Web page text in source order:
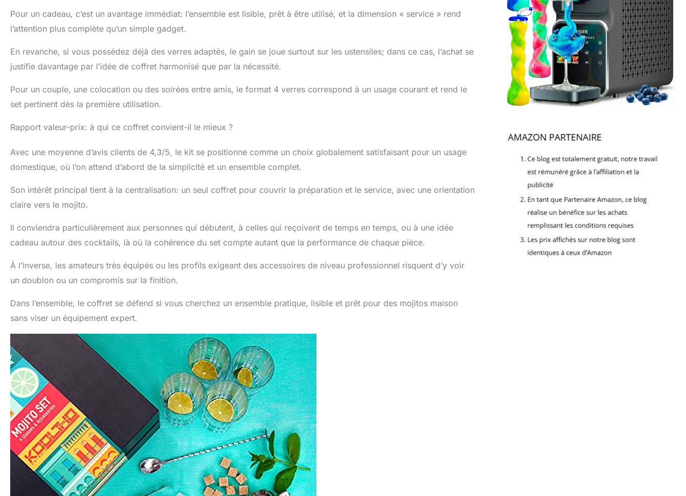
Pour un cadeau, c’est un avantage immédiat: l’ensemble est lisible, prêt à être utilisé, et la dimension « service » rend
l’attention plus complète qu’un simple gadget.
En revanche, si vous possédez déjà des verres adaptés, le gain se joue surtout sur les ustensiles; dans ce cas, l’achat se
justifie davantage par l’idée de coffret harmonisé que par la nécessité.
Pour un couple, une colocation ou des soirées entre amis, le format 4 verres correspond à un usage courant et rend le
set pertinent dès la première utilisation.
Rapport valeur-prix: à qui ce coffret convient-il le mieux ?
Avec une moyenne d’avis clients de 4,3/5, le kit se positionne comme un choix globalement satisfaisant pour un usage
domestique, où l’on attend d’abord de la simplicité et un ensemble complet.
Son intérêt principal tient à la centralisation: un seul coffret pour couvrir la préparation et le service, avec une orientation
claire vers le mojito.
Il conviendra particulièrement aux personnes qui débutent, à celles qui reçoivent de temps en temps, ou à une idée
cadeau autour des cocktails, là où la cohérence du set compte autant que la performance de chaque pièce.
À l’inverse, les amateurs très équipés ou les profils exigeant des accessoires de niveau professionnel risquent d’y voir
un doublon ou un compromis sur la finition.
Dans l’ensemble, le coffret se défend si vous cherchez un ensemble pratique, lisible et prêt pour des mojitos maison
sans viser un équipement expert.